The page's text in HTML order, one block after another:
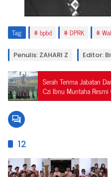
Tag: bpbd DPRK
Penulis: ZAHARI Z Editor:
Serah Terima Jabatan
Czi Ibnu Muntaha
Mardianto
12